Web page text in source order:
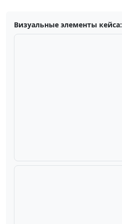
Визуальные элементы кейса: